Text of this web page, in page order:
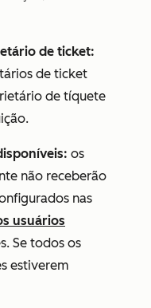
de ticket:
de ticket
de tíquete
os
não receberão
nas
usuários
Se todos os
estiverem